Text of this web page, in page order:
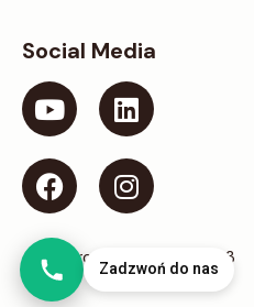
Social Media
@ Ośrodek Centrum 2023
Zadzwoń do nas